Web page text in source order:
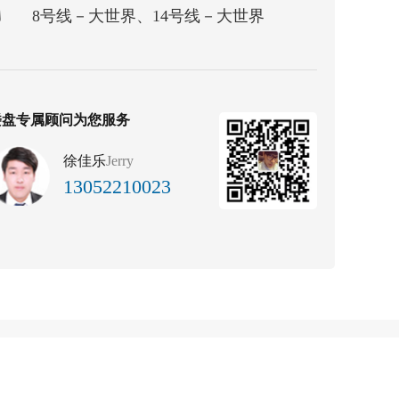
8号线－大世界、14号线－大世界
专属顾问为您服务
徐佳乐Jerry
13052210023